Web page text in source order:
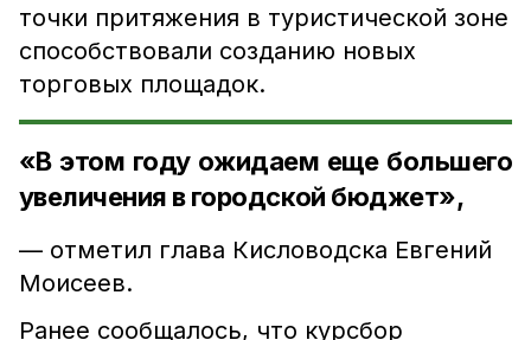
точки притяжения в туристической зоне
способствовали созданию новых
торговых площадок.
«В этом году ожидаем еще большего
увеличения в городской бюджет»,
— отметил глава Кисловодска Евгений
Моисеев.
Ранее сообщалось, что курсбор